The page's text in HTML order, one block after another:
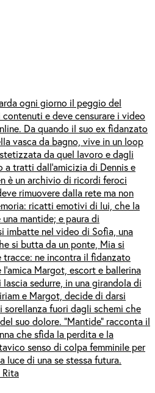
ogni giorno il peggio del
e deve censurare i video
Da quando il suo ex fidanzato
vasca da bagno, vive in un loop
da quel lavoro e dagli
tratti dall’amicizia di Dennis e
è un archivio di ricordi feroci
rimuovere dalla rete ma non
ricatti emotivi di lui, che la
mantide; e paura di
imbatte nel video di Sofia, una
si butta da un ponte, Mia si
tracce: ne incontra il fidanzato
Margot, escort e ballerina
sedurre, in una girandola di
e Margot, decide di darsi
sorellanza fuori dagli schemi che
suo dolore. “Mantide” racconta il
che sfida la perdita e la
senso di colpa femminile per
luce di una se stessa futura.